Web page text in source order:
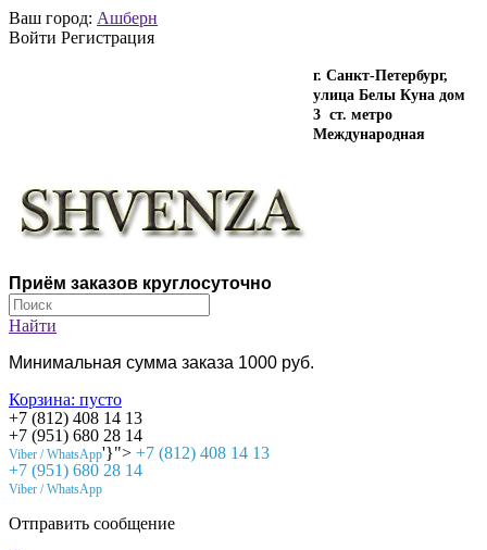
Ваш город: Ашберн
Войти Регистрация
г. Санкт-Петербург,
улица Белы Куна дом
3 ст. метро
Международная
Приём заказов круглосуточно
Найти
Минимальная сумма заказа 1000 руб.
Корзина: пусто
+7 (812) 408 14 13
+7 (951) 680 28 14
Viber / WhatsApp'}"> +7 (812) 408 14 13
+7 (951) 680 28 14
Viber / WhatsApp
Отправить сообщение